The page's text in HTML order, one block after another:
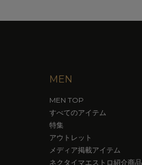
MEN
MEN TOP
すべてのアイテム
特集
アウトレット
メディア掲載アイテム
ネクタイマエストロ紹介商品